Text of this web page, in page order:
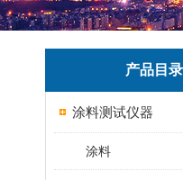
产品目录
涂料测试仪器
涂料